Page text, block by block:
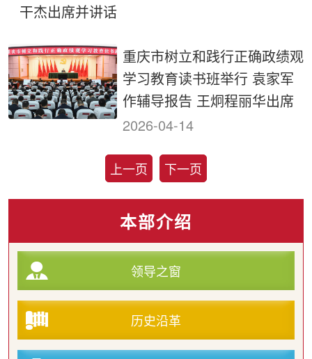
干杰出席并讲话
重庆市树立和践行正确政绩观
学习教育读书班举行 袁家军
作辅导报告 王炯程丽华出席
2026-04-14
上一页 下一页
本部介绍
领导之窗
历史沿革